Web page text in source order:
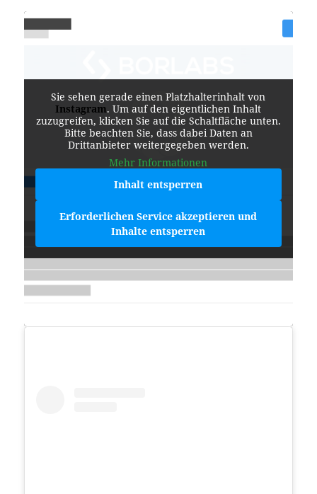
Sie sehen gerade einen Platzhalterinhalt von
Instagram. Um auf den eigentlichen Inhalt
zuzugreifen, klicken Sie auf die Schaltfläche unten.
Bitte beachten Sie, dass dabei Daten an
Drittanbieter weitergegeben werden.
Mehr Informationen
Inhalt entsperren
Erforderlichen Service akzeptieren und
Inhalte entsperren